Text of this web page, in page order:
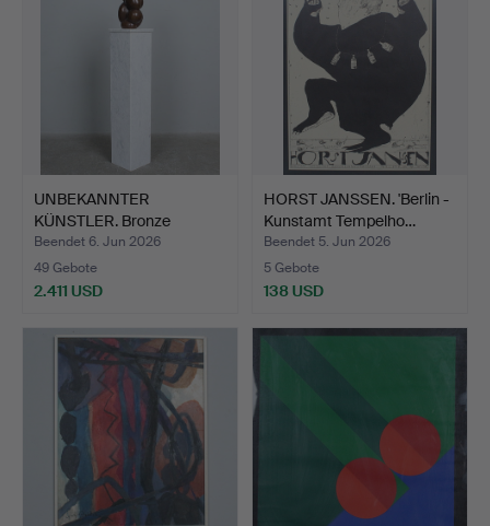
UNBEKANNTER
KÜNSTLER. Bronze
Skulptur auf …
Beendet 6. Jun 2026
49 Gebote
2.411 USD
HORST JANSSEN. 'Berlin -
Kunstamt Tempelho…
Beendet 5. Jun 2026
5 Gebote
138 USD